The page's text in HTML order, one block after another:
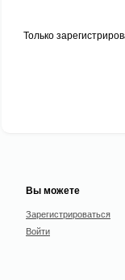
Только
Вы можете
Зарегистрироваться
Войти